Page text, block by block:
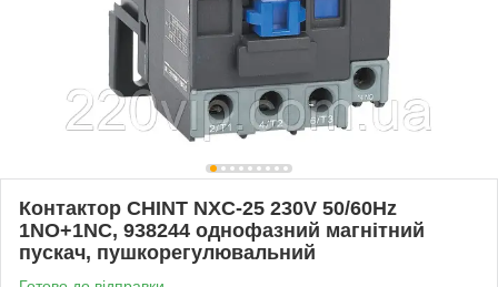
Контактор CHINT NXC-25 230V 50/60Hz
1NO+1NC, 938244 однофазний магнітний
пускач, пушкорегулювальний